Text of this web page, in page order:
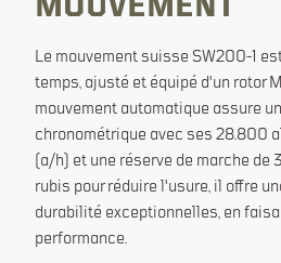
Le mouvement suisse SW200-1
temps, ajusté et équipé d'un rotor
mouvement automatique assure
chronométrique avec ses 28.800
(a/h) et une réserve de marche de
rubis pour réduire l'usure, il offre
durabilité exceptionnelles, en
performance.